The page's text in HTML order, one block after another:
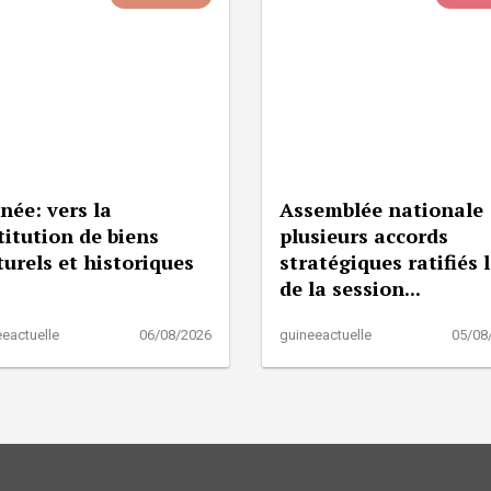
vers la
de biens
et historiques
06/08/2026
Assemblée nationale
plusieurs accords
stratégiques ratifiés
de la session...
guineeactuelle 05/